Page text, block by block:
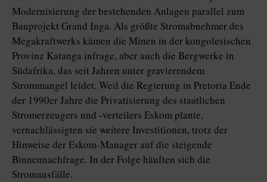
Modernisierung der bestehenden Anlagen parallel zum
Bauprojekt Grand Inga. Als größte Stromabnehmer des
Megakraftwerks kämen die Minen in der kongolesischen
Provinz Katanga infrage, aber auch die Bergwerke in
Südafrika, das seit Jahren unter gravierendem
Strommangel leidet. Weil die Regierung in Pretoria Ende
der 1990er Jahre die Privatisierung des staatlichen
Stromerzeugers und -verteilers Eskom plante,
vernachlässigten sie weitere Investitionen, trotz der
Hinweise der Eskom-Manager auf die steigende
Binnennachfrage. In der Folge häuften sich die
Stromausfälle.